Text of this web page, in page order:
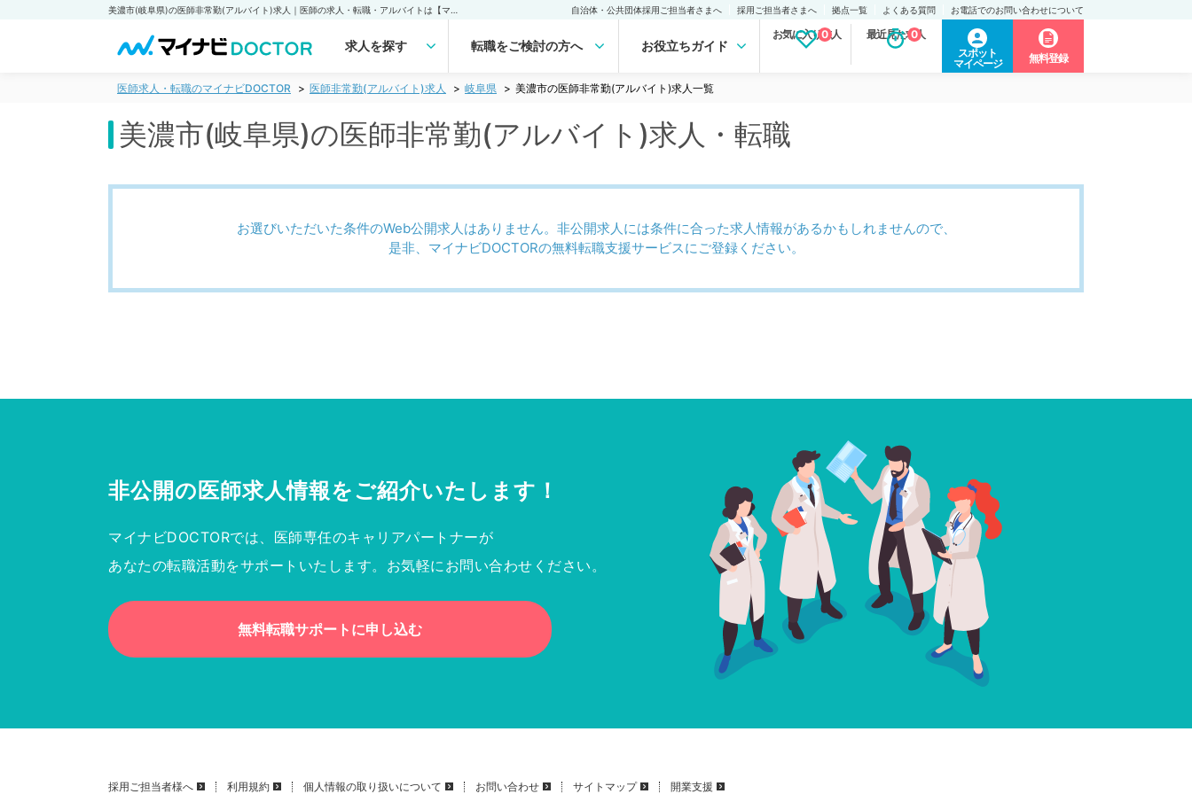
自治体・公共団体採用ご担当者さまへ 採用ご担当者さまへ 拠点一覧 よくある質問 お電話でのお問い合わせについて
求人を探す 転職をご検討の方へ お役立ちガイド
お気に入り求人
0 最近見た求人
0
スポット
マイページ
無料登録
医師求人・転職のマイナビDOCTOR 医師非常勤(アルバイト)求人 岐阜県 美濃市の医師非常勤(アルバイト)求人一覧
美濃市(岐阜県)の医師非常勤(アルバイト)求人・転職
お選びいただいた条件のWeb公開求人はありません。非公開求人には条件に合った求人情報があるかもしれませんので、
是非、マイナビDOCTORの無料転職支援サービスにご登録ください。
非公開の医師求人情報をご紹介いたします！
マイナビDOCTORでは、医師専任のキャリアパートナーが
あなたの転職活動をサポートいたします。お気軽にお問い合わせください。
無料転職サポートに申し込む
採用ご担当者様へ 利用規約 個人情報の取り扱いについて お問い合わせ サイトマップ 開業支援